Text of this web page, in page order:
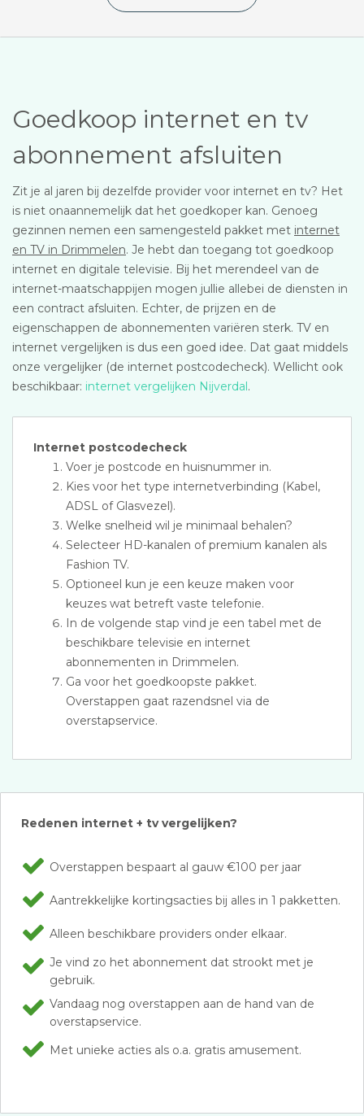
Goedkoop internet en tv
abonnement afsluiten
Zit je al jaren bij dezelfde provider voor internet en tv? Het
is niet onaannemelijk dat het goedkoper kan. Genoeg
gezinnen nemen een samengesteld pakket met internet
en TV in Drimmelen. Je hebt dan toegang tot goedkoop
internet en digitale televisie. Bij het merendeel van de
internet-maatschappijen mogen jullie allebei de diensten in
een contract afsluiten. Echter, de prijzen en de
eigenschappen de abonnementen variëren sterk. TV en
internet vergelijken is dus een goed idee. Dat gaat middels
onze vergelijker (de internet postcodecheck). Wellicht ook
beschikbaar: internet vergelijken Nijverdal.
Internet postcodecheck
Voer je postcode en huisnummer in.
Kies voor het type internetverbinding (Kabel,
ADSL of Glasvezel).
Welke snelheid wil je minimaal behalen?
Selecteer HD-kanalen of premium kanalen als
Fashion TV.
Optioneel kun je een keuze maken voor
keuzes wat betreft vaste telefonie.
In de volgende stap vind je een tabel met de
beschikbare televisie en internet
abonnementen in Drimmelen.
Ga voor het goedkoopste pakket.
Overstappen gaat razendsnel via de
overstapservice.
Redenen internet + tv vergelijken?
Overstappen bespaart al gauw €100 per jaar
Aantrekkelijke kortingsacties bij alles in 1 pakketten.
Alleen beschikbare providers onder elkaar.
Je vind zo het abonnement dat strookt met je
gebruik.
Vandaag nog overstappen aan de hand van de
overstapservice.
Met unieke acties als o.a. gratis amusement.